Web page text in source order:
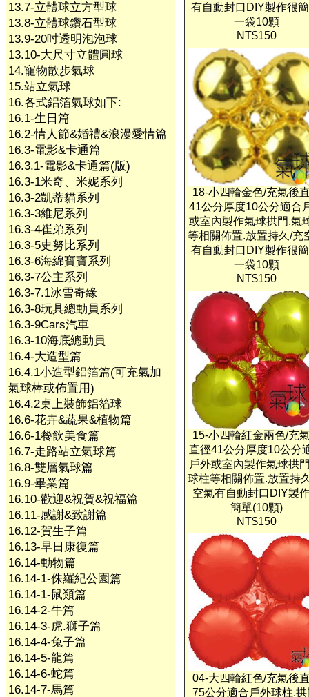
13.7-立體球立方型球
13.8-立體球鑽石型球
13.9-20吋透明泡泡球
13.10-大尺寸立體圓球
14.寵物散步氣球
15.站立氣球
16.各式鋁箔氣球如下:
16.1-生日篇
16.2-情人節&婚禮&浪漫愛情篇
16.3-電影&卡通篇
16.3.1-電影&卡通篇(版)
16.3-1米奇、米妮系列
16.3-2凱蒂貓系列
16.3-3維尼系列
16.3-4崔弟系列
16.3-5史努比系列
16.3-6海綿寶寶系列
16.3-7公主系列
16.3-7.1冰雪奇緣
16.3-8玩具總動員系列
16.3-9Cars汽車
16.3-10海底總動員
16.4-大造型篇
16.4.1小造型鋁箔篇(可充氣加
氣球棒或佈置用)
16.4.2桌上裝飾鋁箔球
16.6-花卉&蔬果&植物篇
16.6-1餐飲美食篇
16.7-走路站立氣球篇
16.8-雙層氣球篇
16.9-畢業篇
16.10-歡迎&祝賀&祝福篇
16.11-感謝&致謝篇
16.12-賀生子篇
16.13-早日康復篇
16.14-動物篇
16.14-1-侏羅紀公園篇
16.14-1-鼠類篇
16.14-2-牛篇
16.14-3-虎.獅子篇
16.14-4-兔子篇
16.14-5-龍篇
16.14-6-蛇篇
16.14-7-馬篇
有自動封口DIY製作很
一袋10顆
NT$150
18-小四輪金色/充氣後
41公分厚度10公分適合
或室內製作氣球拱門.氣
等相關佈置.放置持久/充
有自動封口DIY製作很
一袋10顆
NT$150
15-小四輪紅金兩色/充
直徑41公分厚度10公分
戶外或室內製作氣球拱
球柱等相關佈置.放置持
空氣有自動封口DIY製
簡單(10顆)
NT$150
04-大四輪紅色/充氣後
75公分適合戶外球柱.拱